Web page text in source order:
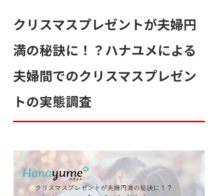
クリスマスプレゼントが夫婦円
満の秘訣に！？ハナユメによる
夫婦間でのクリスマスプレゼン
トの実態調査